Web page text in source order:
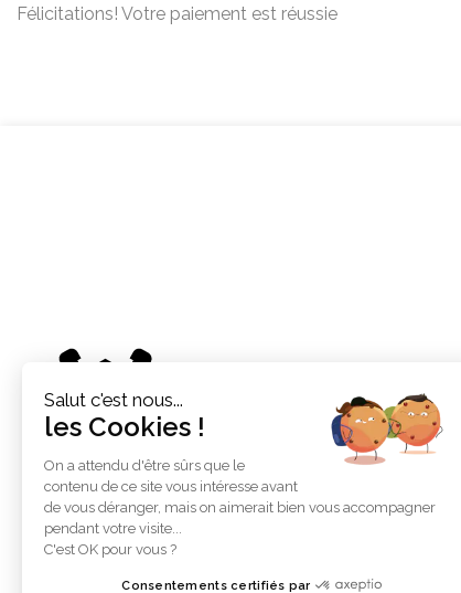
Félicitations! Votre paiement est réussie
À propos de ce site
C’est peut-être le bon endroit pour vous présenter
et votre site ou insérer quelques crédits.
Salut c'est nous...
les Cookies !
On a attendu d'être sûrs que le
contenu de ce site vous intéresse avant
de vous déranger, mais on aimerait bien vous accompagner
pendant votre visite...
C'est OK pour vous ?
Consentements certifiés par